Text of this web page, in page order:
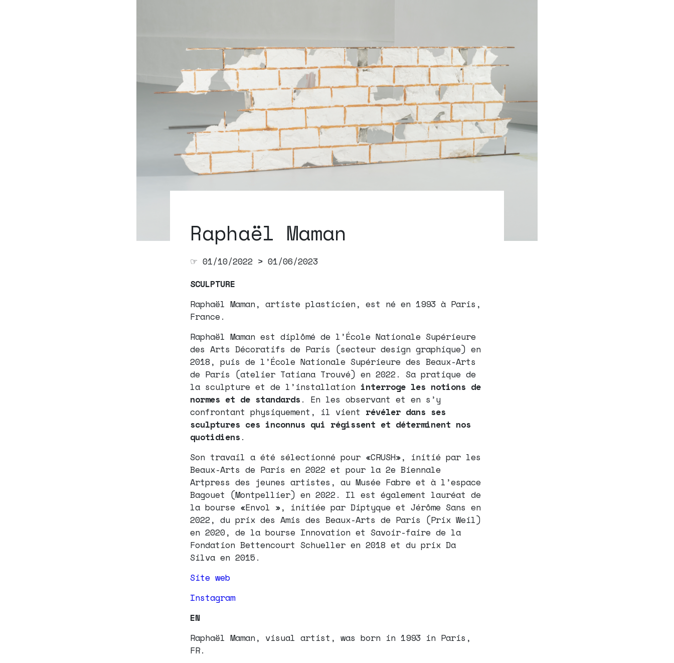
Raphaël Maman
☞ 01/10/2022 > 01/06/2023
SCULPTURE
Raphaël Maman, artiste plasticien, est né en 1993 à Paris,
France.
Raphaël Maman est diplômé de l’École Nationale Supérieure
des Arts Décoratifs de Paris (secteur design graphique) en
2018, puis de l’École Nationale Supérieure des Beaux-Arts
de Paris (atelier Tatiana Trouvé) en 2022. Sa pratique de
la sculpture et de l’installation interroge les notions de
normes et de standards . En les observant et en s’y
confrontant physiquement, il vient révéler dans ses
sculptures ces inconnus qui régissent et déterminent nos
quotidiens .
Son travail a été sélectionné pour «CRUSH», initié par les
Beaux-Arts de Paris en 2022 et pour la 2e Biennale
Artpress des jeunes artistes, au Musée Fabre et à l’espace
Bagouet (Montpellier) en 2022. Il est également lauréat de
la bourse «Envol », initiée par Diptyque et Jérôme Sans en
2022, du prix des Amis des Beaux-Arts de Paris (Prix Weil)
en 2020, de la bourse Innovation et Savoir-faire de la
Fondation Bettencourt Schueller en 2018 et du prix Da
Silva en 2015.
Site web
Instagram
EN
Raphaël Maman, visual artist, was born in 1993 in Paris,
FR.